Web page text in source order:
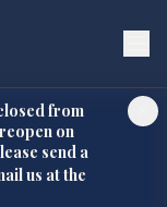
from
on
send a
us at the